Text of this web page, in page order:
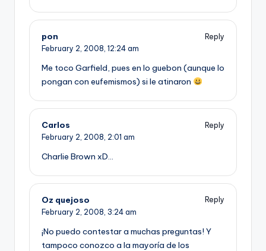
pon
Reply
February 2, 2008, 12:24 am
Me toco Garfield, pues en lo guebon (aunque lo
pongan con eufemismos) si le atinaron
Carlos
Reply
February 2, 2008, 2:01 am
Charlie Brown xD…
Oz quejoso
Reply
February 2, 2008, 3:24 am
¡No puedo contestar a muchas preguntas! Y
tampoco conozco a la mayorí­a de los